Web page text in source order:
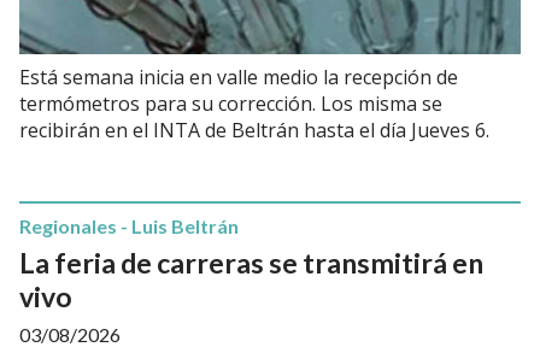
Está semana inicia en valle medio la recepción de
termómetros para su corrección. Los misma se
recibirán en el INTA de Beltrán hasta el día Jueves 6.
La feria de carreras se transmitirá en
vivo
Regionales - Luis Beltrán
03/08/2026